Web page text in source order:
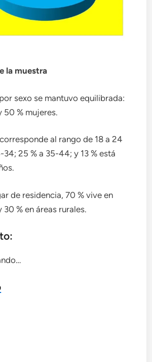
la muestra
sexo se mantuvo equilibrada:
50 % mujeres.
al rango de 18 a 24
34; 25 % a 35-44; y 13 % está
de residencia, 70 % vive en
30 % en áreas rurales.